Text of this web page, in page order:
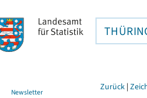
Newsletter Zurück |